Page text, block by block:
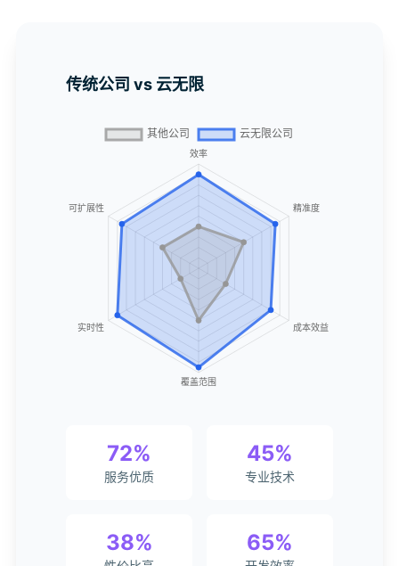
传统公司 vs 云无限
72%
服务优质
45%
专业技术
38% 65%